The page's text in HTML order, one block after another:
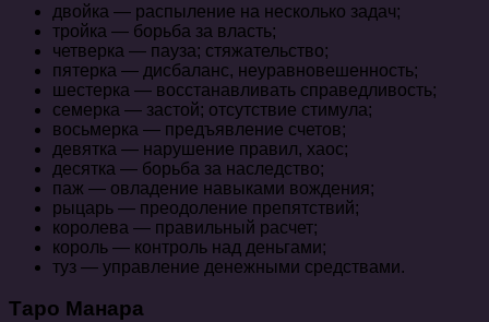
двойка — распыление на несколько задач;
тройка — борьба за власть;
четверка — пауза; стяжательство;
пятерка — дисбаланс, неуравновешенность;
шестерка — восстанавливать справедливость;
семерка — застой; отсутствие стимула;
восьмерка — предъявление счетов;
девятка — нарушение правил, хаос;
десятка — борьба за наследство;
паж — овладение навыками вождения;
рыцарь — преодоление препятствий;
королева — правильный расчет;
король — контроль над деньгами;
туз — управление денежными средствами.
Таро Манара